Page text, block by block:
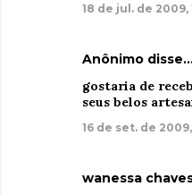
18 de jul. de 2009,
Anônimo
gostaria de
seus belos
16 de set. de
wanessa